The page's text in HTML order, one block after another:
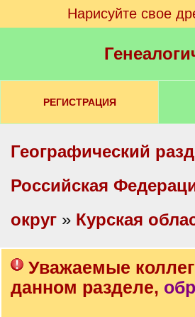
Нарисуйте свое
РЕГИСТРАЦИЯ
Географический
Российская
округ » Курская
Уважаемые
данном разделе,